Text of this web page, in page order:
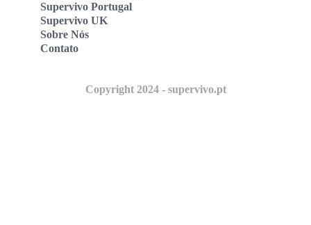
Supervivo Portugal
Supervivo UK
Sobre Nós
Contato
Copyright 2024 - supervivo.pt